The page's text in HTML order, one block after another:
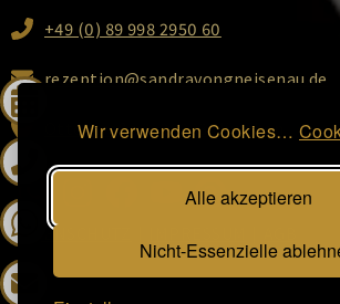
Wir verwenden Cookies…
Alle akzeptieren
Nicht-Essenzielle
+49 (0) 89 998 2950 60
rezeption@sandravongneisenau.de
Ottostraße 2, 80333 München
DATENSCHUTZ